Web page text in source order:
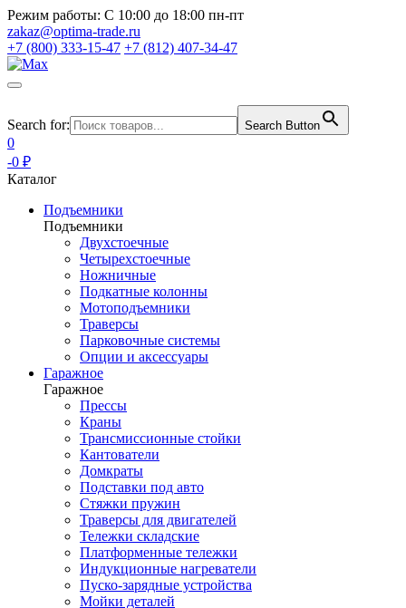
Режим работы: С 10:00 до 18:00 пн-пт
zakaz@optima-trade.ru
+7 (800) 333-15-47 +7 (812) 407-34-47
Search for: Search Button
0
-0 ₽
Каталог
Подъемники
Подъемники
Двухстоечные
Четырехстоечные
Ножничные
Подкатные колонны
Мотоподъемники
Траверсы
Парковочные системы
Опции и аксессуары
Гаражное
Гаражное
Прессы
Краны
Трансмиссионные стойки
Кантователи
Домкраты
Подставки под авто
Стяжки пружин
Траверсы для двигателей
Тележки складские
Платформенные тележки
Индукционные нагреватели
Пуско-зарядные устройства
Мойки деталей